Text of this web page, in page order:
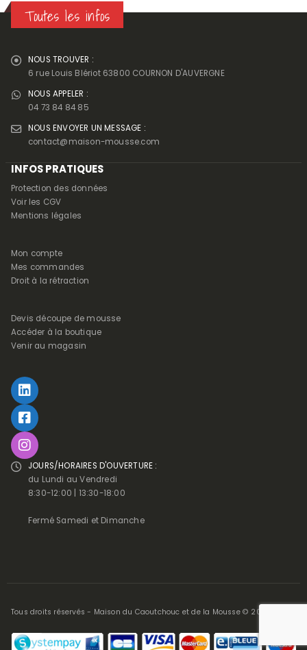
Toutes les infos
NOUS TROUVER :
6 rue Louis Blériot 63800 COURNON D'AUVERGNE
NOUS APPELER :
04 73 84 84 85
NOUS ENVOYER UN MESSAGE :
contact@maison-mousse.com
INFOS PRATIQUES
Protection des données
Voir les CGV
Mentions légales
Mon compte
Mes commandes
Droit à la rétraction
Devis découpe de mousse
Accéder à la boutique
Venir au magasin
JOURS/HORAIRES D'OUVERTURE :
du Lundi au Vendredi
8:30-12:00 | 13:30-18:00
Fermé Samedi et Dimanche
Tous droits réservés - Maison du Caoutchouc et de la Mousse © 2025